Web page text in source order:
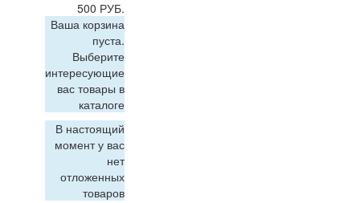
500 РУБ.
Ваша корзина
пуста.
Выберите
интересующие
вас товары в
каталоге
В настоящий
момент у вас
нет
отложенных
товаров